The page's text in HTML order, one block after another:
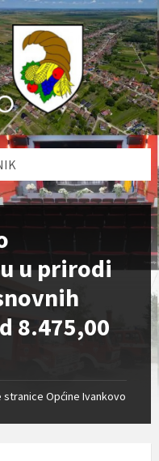
u prirodi
8.475,00
Općine Ivankovo